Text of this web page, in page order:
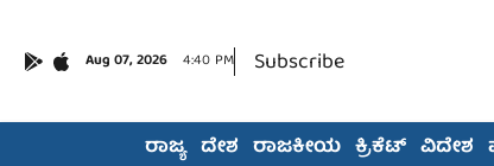
Aug 07, 2026 4:40 PM Subscribe
ರಾಜ್ಯ ದೇಶ ರಾಜಕೀಯ ಕ್ರಿಕೆಟ್ ವಿದೇಶ